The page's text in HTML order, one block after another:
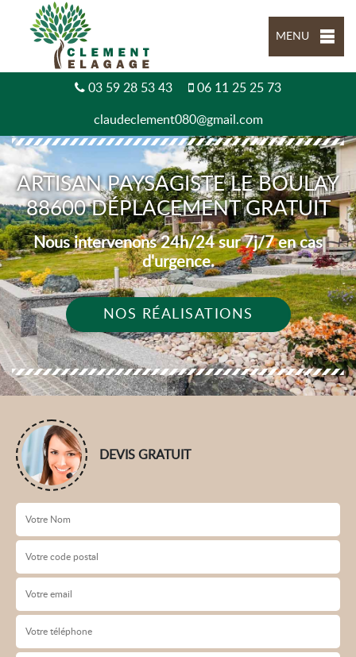
MENU
03 59 28 53 43 06 11 25 25 73
claudeclement080@gmail.com
ARTISAN PAYSAGISTE LE BOULAY
88600 DÉPLACEMENT GRATUIT
Nous intervenons 24h/24 sur 7j/7 en cas
d'urgence.
NOS RÉALISATIONS
DEVIS GRATUIT